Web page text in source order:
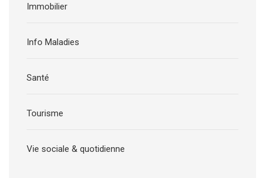
Immobilier
Info Maladies
Santé
Tourisme
Vie sociale & quotidienne